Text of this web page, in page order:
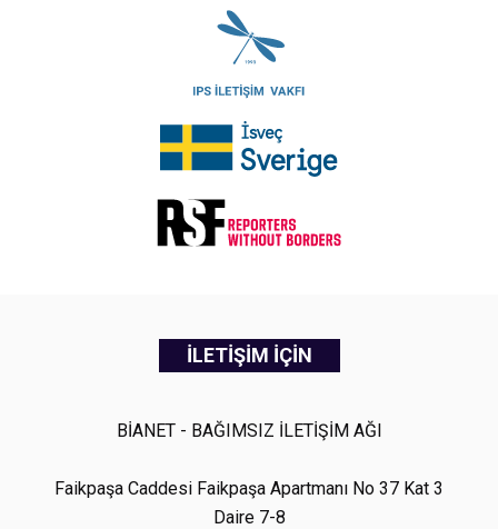
İLETİŞİM İÇİN
BİANET - BAĞIMSIZ İLETİŞİM AĞI
Faikpaşa Caddesi Faikpaşa Apartmanı No 37 Kat 3
Daire 7-8